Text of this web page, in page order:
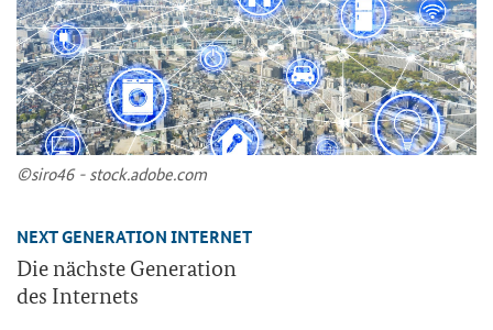
©siro46 - stock.adobe.com
NEXT GENERATION INTERNET
Die nächs­te Ge­nera­ti­on
des In­ter­nets